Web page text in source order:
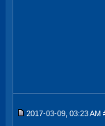
2017-03-09, 03:23 AM